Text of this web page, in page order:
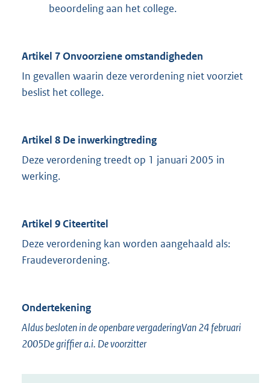
beoordeling aan het college.
Artikel 7 Onvoorziene omstandigheden
In gevallen waarin deze verordening niet voorziet
beslist het college.
Artikel 8 De inwerkingtreding
Deze verordening treedt op 1 januari 2005 in
werking.
Artikel 9 Citeertitel
Deze verordening kan worden aangehaald als:
Fraudeverordening.
Ondertekening
Aldus besloten in de openbare vergaderingVan 24 februari
2005De griffier a.i. De voorzitter